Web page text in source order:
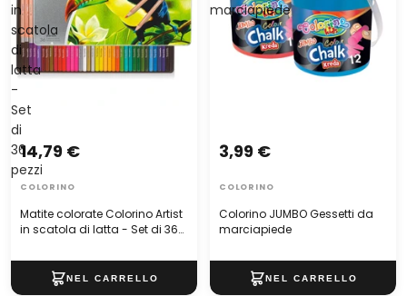
in
scatola
di
latta
-
Set
di
36
pezzi
Matite colorate Colorino Artist
in scatola di latta - Set di 36
14,79 €
COLORINO
marciapiede
Colorino JUMBO Gessetti da
marciapiede
3,99 €
COLORINO